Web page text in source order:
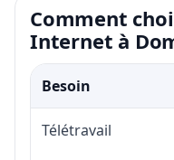
Comment
Internet à
Besoin
Télétravail